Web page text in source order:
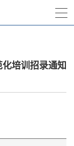
培训招录通知